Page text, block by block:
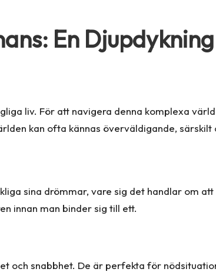
En
liv. För att navigera denna komplexa
kan ofta kännas överväldigande,
sina drömmar, vare sig det handlar om
innan man binder sig till ett.
och snabbhet. De är perfekta för